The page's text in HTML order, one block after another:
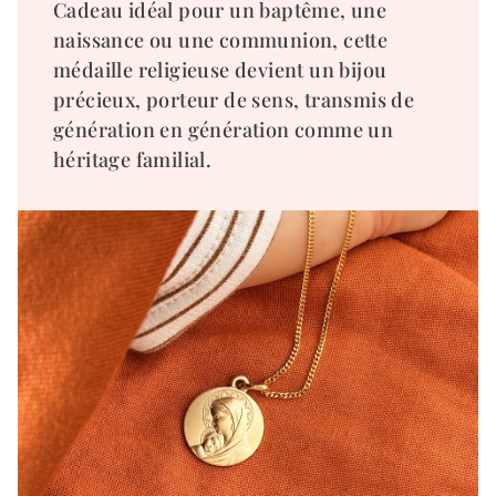
Cadeau idéal pour un baptême, une
naissance ou une communion, cette
médaille religieuse devient un bijou
précieux, porteur de sens, transmis de
génération en génération comme un
héritage familial.